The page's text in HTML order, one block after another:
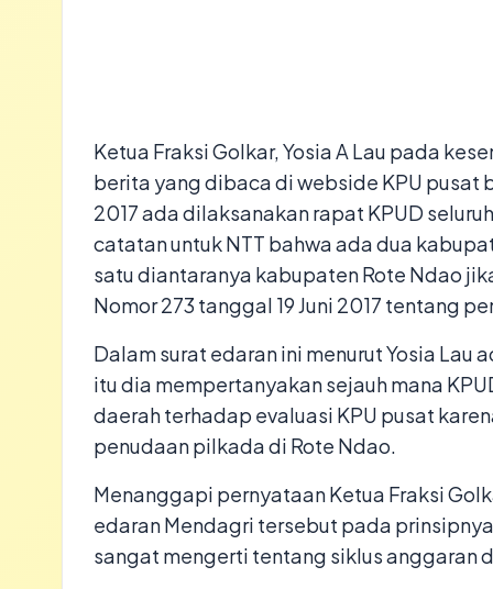
Ketua Fraksi Golkar, Yosia A Lau pada
berita yang dibaca di webside KPU pusat
2017 ada dilaksanakan rapat KPUD
catatan untuk NTT bahwa ada dua
satu diantaranya kabupaten Rote Ndao
Nomor 273 tanggal 19 Juni 2017 tentang
Dalam surat edaran ini menurut Yosia
itu dia mempertanyakan sejauh mana
daerah terhadap evaluasi KPU pusat
penudaan pilkada di Rote Ndao.
Menanggapi pernyataan Ketua Fraksi
edaran Mendagri tersebut pada
sangat mengerti tentang siklus anggaran